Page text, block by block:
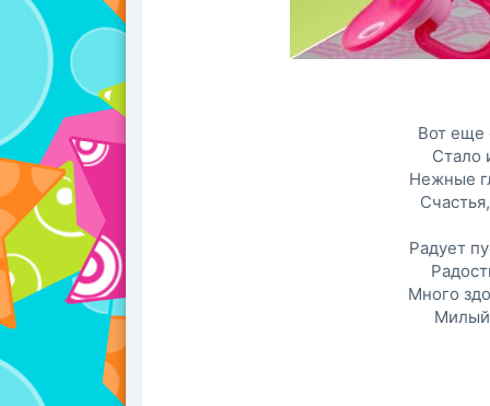
Вот еще
Стало
Нежные
Радует
Много
Милый